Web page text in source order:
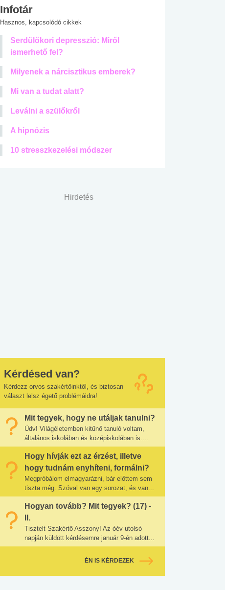
Infotár
Hasznos, kapcsolódó cikkek
Serdülőkori depresszió: Miről
ismerhető fel?
Milyenek a nárcisztikus emberek?
Mi van a tudat alatt?
Leválni a szülőkről
A hipnózis
10 stresszkezelési módszer
Hirdetés
Kérdésed van?
Kérdezz orvos szakértőinktől, és biztosan
választ lelsz égető problémáidra!
Mit tegyek, hogy ne utáljak tanulni?
Üdv! Világéletemben kitűnő tanuló voltam,
általános iskolában és középiskolában is....
Hogy hívják ezt az érzést, illetve
hogy tudnám enyhíteni, formálni?
Megpróbálom elmagyarázni, bár előttem sem
tiszta még. Szóval van egy sorozat, és van...
Hogyan tovább? Mit tegyek? (17) -
II.
Tisztelt Szakértő Asszony! Az óév utolsó
napján küldött kérdésemre január 9-én adott...
ÉN IS KÉRDEZEK